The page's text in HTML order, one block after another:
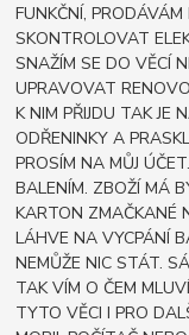
FUNKČNÍ,
SKONTROLOVAT
SNAŽÍM SE DO VĚCÍ
UPRAVOVAT
K NIM PŘIJDU TAK JE
ODŘENINKY A
PROSÍM NA MŮJ
BALENÍM. ZBOŽÍ MÁ
KARTON ZMAČKANÉ
LÁHVE NA VYCPÁNÍ
NEMŮŽE NIC STÁT.
TAK VÍM O ČEM
TYTO VĚCI I PRO